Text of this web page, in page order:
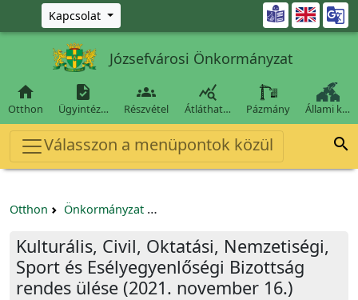
Ugrás a fő tartalomra
Kapcsolat 
Józsefvárosi Önkormányzat

Otthon

Ügyintéz…

Részvétel

Átláthat… Pázmány Állami k…
Válasszon a menüpontok közül 
Otthon Önkormányzat
Kulturális, Civil, Oktatási, Nemzetiségi,
Sport és Esélyegyenlőségi Bizottság
rendes ülése (2021. november 16.)